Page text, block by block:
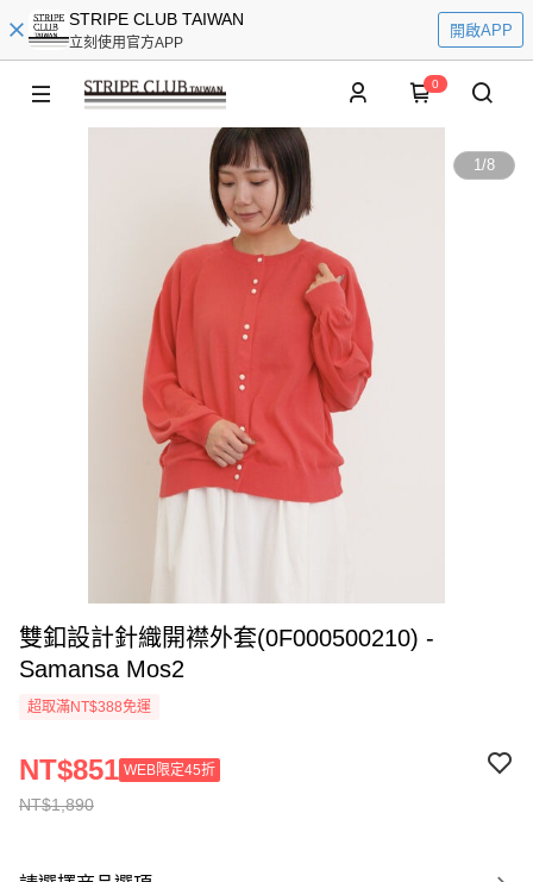
STRIPE CLUB TAIWAN
立刻使用官方APP
開啟APP
0
1/8
雙釦設計針織開襟外套(0F000500210) -
Samansa Mos2
超取滿NT$388免運
NT$1,890
NT$851 WEB限定45折